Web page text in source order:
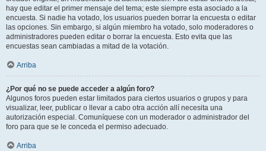
hay que editar el primer mensaje del tema; este siempre esta asociado a la
encuesta. Si nadie ha votado, los usuarios pueden borrar la encuesta o editar
las opciones. Sin embargo, si algún miembro ha votado, solo moderadores o
administradores pueden editar o borrar la encuesta. Esto evita que las
encuestas sean cambiadas a mitad de la votación.
Arriba
¿Por qué no se puede acceder a algún foro?
Algunos foros pueden estar limitados para ciertos usuarios o grupos y para
visualizar, leer, publicar o llevar a cabo otra acción allí necesita una
autorización especial. Comuníquese con un moderador o administrador del
foro para que se le conceda el permiso adecuado.
Arriba